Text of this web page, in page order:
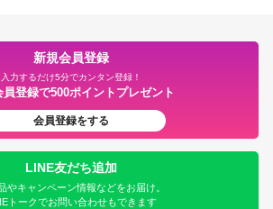
新規会員登録
入力するだけ5分でカンタン登録！
員登録で500ポイントプレゼント
会員登録をする
LINE友だち追加
やキャンペーン情報などをお届け。
トークでお問い合わせもできます